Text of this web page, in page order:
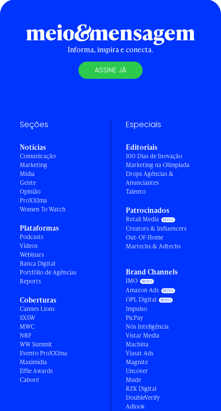
Informa, inspira e conecta.
ASSINE JÁ
Seções
Notícias
Comunicação
Marketing
Mídia
Gente
Opinião
ProXXIma
Women To Watch
Plataformas
Podcasts
Vídeos
Webinars
Banca Digital
Portfólio de Agências
Reports
Coberturas
Cannes Lions
SXSW
MWC
NRF
WW Summit
Evento ProXXIma
Maximídia
Effie Awards
Caboré
Especiais
Editoriais
100 Dias de Inovação
Marketing na Olimpíada
Drops Agências &
Anunciantes
Talento
Patrocinados
Retail Media
Creators & Influencers
Out-Of-Home
Martechs & Adtechs
Brand Channels
IMO
Amazon Ads
OPL Digital
Impulso
PicPay
Nós Inteligência
Vistar Media
Machina
Viasat Ads
Magnite
Uncover
Mude
RZK Digital
DoubleVerify
Adlook